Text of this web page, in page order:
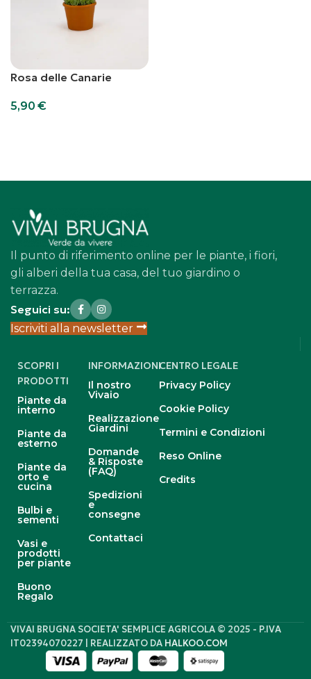
Rosa delle Canarie
5,90 €
Il punto di riferimento online per le piante, i fiori,
gli alberi della tua casa, del tuo giardino o
terrazza.
Seguici su:
Iscriviti alla newsletter
SCOPRI I
PRODOTTI
Piante da
interno
Piante da
esterno
Piante da
orto e
cucina
Bulbi e
sementi
Vasi e
prodotti
per piante
Buono
Regalo
INFORMAZIONI
Il nostro
Vivaio
Realizzazione
Giardini
Domande
& Risposte
(FAQ)
Spedizioni
e
consegne
Contattaci
CENTRO LEGALE
Privacy Policy
Cookie Policy
Termini e Condizioni
Reso Online
Credits
VIVAI BRUGNA SOCIETA' SEMPLICE AGRICOLA © 2025 - P.IVA
IT02394070227 | REALIZZATO DA HALKOO.COM